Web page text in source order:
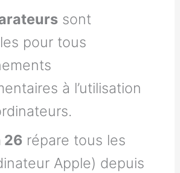
sont
pour tous
à l’utilisation
26 répare tous les
Apple) depuis